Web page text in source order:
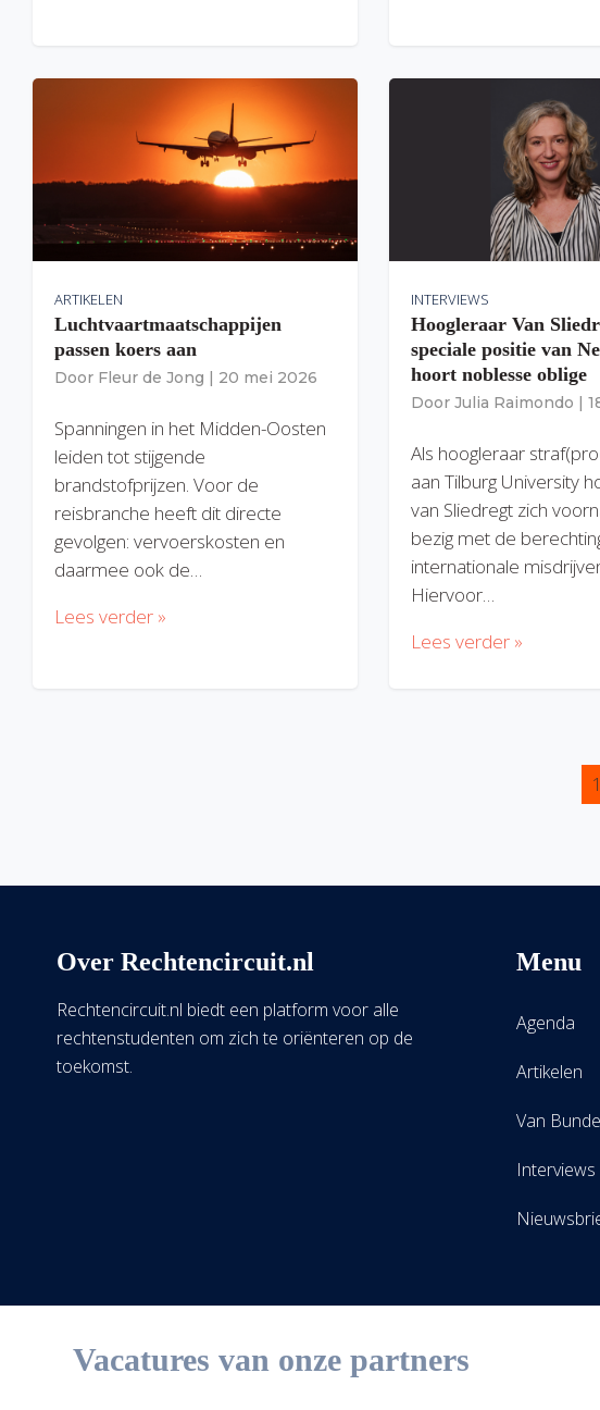
ARTIKELEN
Luchtvaartmaatschappijen
passen koers aan
Door Fleur de Jong | 20 mei 2026
Spanningen in het Midden-Oosten
leiden tot stijgende
brandstofprijzen. Voor de
reisbranche heeft dit directe
gevolgen: vervoerskosten en
daarmee ook de…
Lees verder »
INTERVIEWS
Hoogleraar Van
speciale positie van
hoort noblesse oblige
Door Julia Raimondo |
Als hoogleraar
aan Tilburg University
van Sliedregt zich
bezig met de
internationale
Hiervoor…
Lees verder »
1
Over Rechtencircuit.nl
Rechtencircuit.nl biedt een platform voor alle
rechtenstudenten om zich te oriënteren op de
toekomst.
Menu
Agenda
Artikelen
Van
Interviews
Vacatures van onze partners